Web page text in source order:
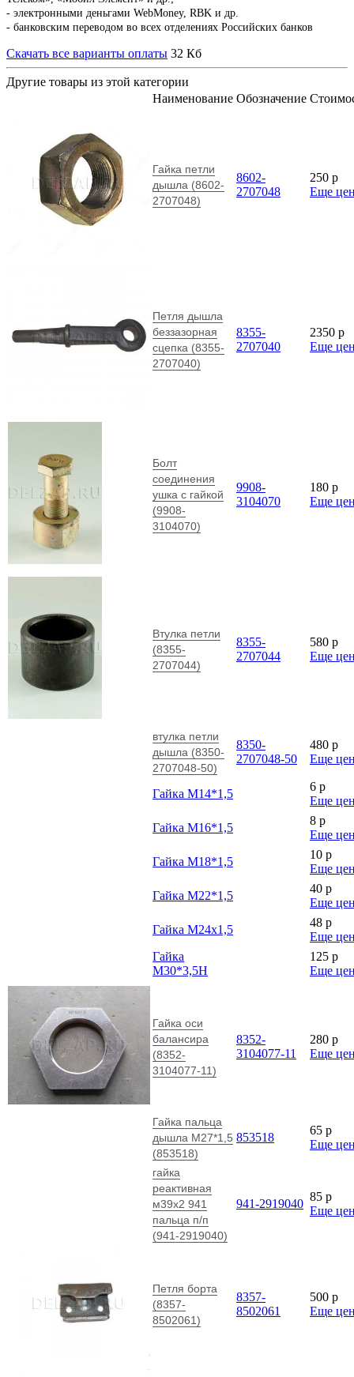
- электронными деньгами WebMoney, RBK и др.
- банковским переводом во всех отделениях Российских банков
Скачать все варианты оплаты 32 Кб
Другие товары из этой категории
Наименование Обозначение
Гайка петли
дышла (8602-
2707048)
8602-
2707048
250 p
Еще
Петля дышла
беззазорная
сцепка (8355-
2707040)
8355-
2707040
2350 p
Еще
Болт
соединения
ушка с гайкой
(9908-
3104070)
9908-
3104070
180 p
Еще
Втулка петли
(8355-
2707044)
8355-
2707044
580 p
Еще
втулка петли
дышла (8350-
2707048-50)
8350-
2707048-50
480 p
Еще
Гайка М14*1,5
6 p
Еще
Гайка М16*1,5
8 p
Еще
Гайка М18*1,5
10 p
Еще
Гайка М22*1,5
40 p
Еще
Гайка М24х1,5
48 p
Еще
Гайка
М30*3,5Н
125 p
Еще
Гайка оси
балансира
(8352-
3104077-11)
8352-
3104077-11
280 p
Еще
Гайка пальца
дышла М27*1,5
(853518)
853518
65 p
Еще
гайка
реактивная
м39х2 941
пальца п/п
(941-2919040)
941-2919040
85 p
Еще
Петля борта
(8357-
8502061)
8357-
8502061
500 p
Еще